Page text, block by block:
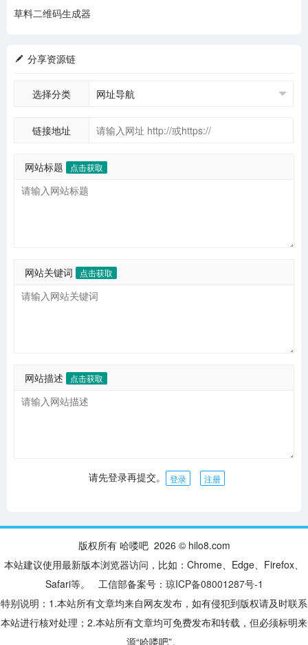
草料二维码生成器
分享资源链
选择分类
链接地址
网站标题 点击获取
网站关键词 点击获取
网站描述 点击获取
请先登录再提交。 登录 注册
版权所有 哈喽吧 2026 © hilo8.com
本站建议使用最新版本浏览器访问，比如：Chrome、Edge、Firefox、
Safari等。 工信部备案号： 琼ICP备08001287号-1
特别说明：1.本站所有文章均来自网友发布，如有侵犯到版权请及时联系
本站进行核对处理；2.本站所有文章均可免费发布和转载，但必须标明来
源“哈喽吧”。